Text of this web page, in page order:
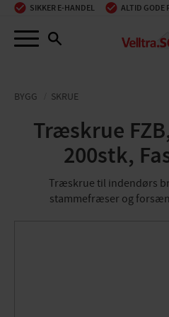
Menu
SIKKER E-HANDEL ALTID GODE
BYGG SKRUE
Træskrue
200stk,
Træskrue til indendørs
stammefræser og